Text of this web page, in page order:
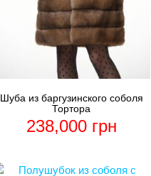
Шуба из баргузинского соболя
Тортора
238,000 грн